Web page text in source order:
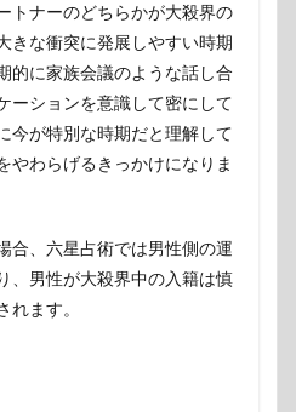
トナーのどちらかが大殺界の
きな衝突に発展しやすい時期
的に家族会議のような話し合
ーションを意識して密にして
今が特別な時期だと理解して
やわらげるきっかけになりま
合、六星占術では男性側の運
、男性が大殺界中の入籍は慎
ます。